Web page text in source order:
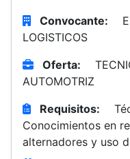
Convocante:
LOGISTICOS
Oferta:
AUTOMOTRIZ
Requisitos:
Conocimientos en
alternadores y uso